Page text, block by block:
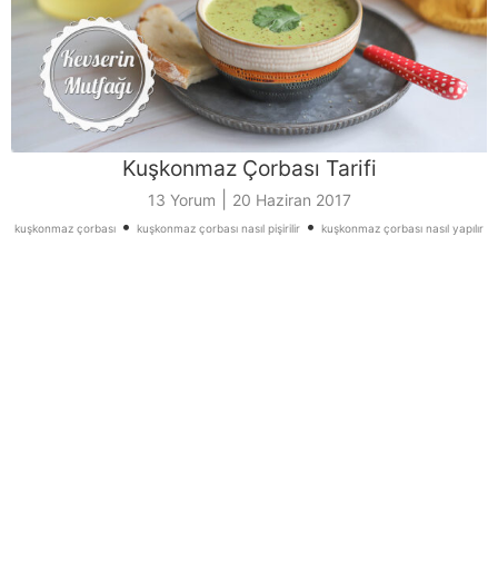
Kuşkonmaz Çorbası Tarifi
13 Yorum 20 Haziran 2017
kuşkonmaz çorbası • kuşkonmaz çorbası nasıl pişirilir • kuşkonmaz çorbası nasıl yapılır